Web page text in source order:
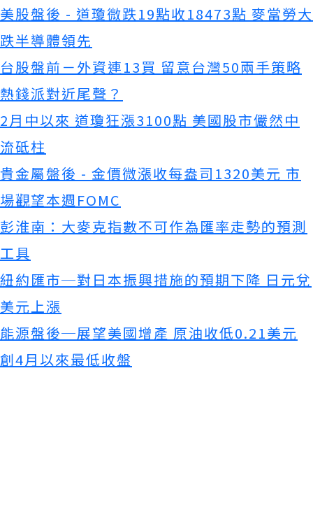
美股盤後 - 道瓊微跌19點收18473點 麥當勞大
跌半導體領先
台股盤前－外資連13買 留意台灣50兩手策略
熱錢派對近尾聲？
2月中以來 道瓊狂漲3100點 美國股市儼然中
流砥柱
貴金屬盤後 - 金價微漲收每盎司1320美元 市
場觀望本週FOMC
彭淮南：大麥克指數不可作為匯率走勢的預測
工具
紐約匯市─對日本振興措施的預期下降 日元兌
美元上漲
能源盤後─展望美國增產 原油收低0.21美元
創4月以來最低收盤